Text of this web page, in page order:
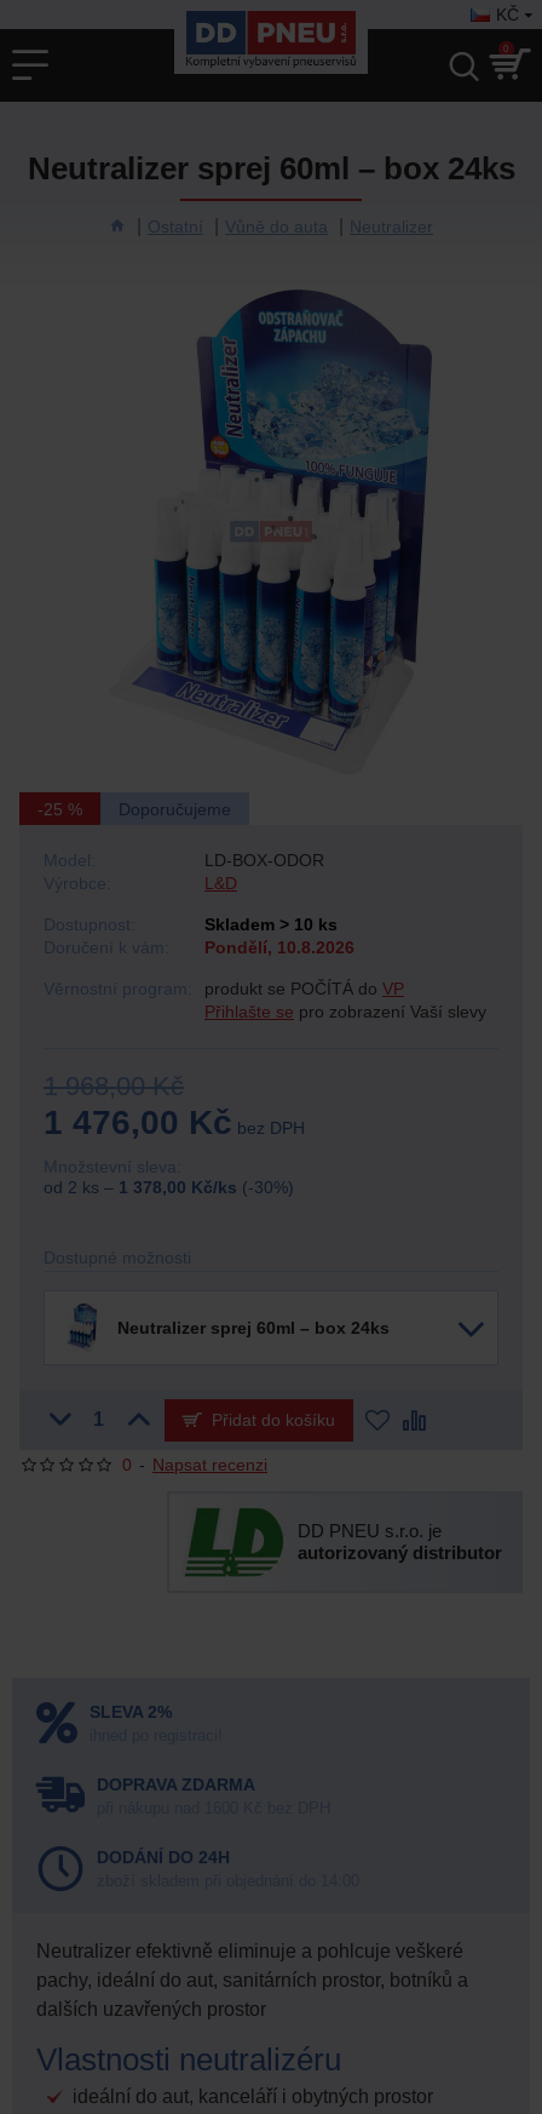
KČ
0
Ostatní Vůně do auta Neutralizer
Neutralizer sprej 60ml – box 24ks
Doporučujeme
-25 %
0 - Napsat recenzi
1 968,00 Kč
1 476,00 Kč bez DPH
Množstevní sleva:
od 2 ks – 1 378,00 Kč/ks (-30%)
Věrnostní program: produkt se POČÍTÁ do VP
Přihlašte se pro zobrazení Vaší slevy
Dostupnost:
Skladem > 10 ks
Doručení k vám:
Pondělí, 10.8.2026
Výrobce: L&D
Model: LD-BOX-ODOR
Dostupné možnosti
Neutralizer sprej 60ml – box 24ks
Přidat do košíku
DD PNEU s.r.o. je
autorizovaný distributor
SLEVA 2%
DOPRAVA ZDARMA
DODÁNÍ DO 24H
Neutralizer efektivně eliminuje a pohlcuje veškeré
pachy, ideální do aut, sanitárních prostor, botníků a
dalších uzavřených prostor
Vlastnosti neutralizéru
ideální do aut, kanceláří i obytných prostor